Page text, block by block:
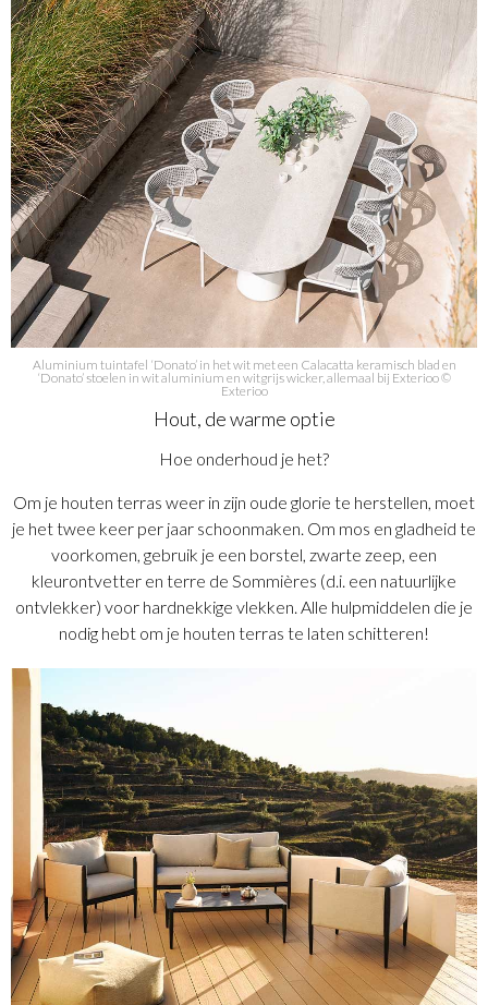
Aluminium tuintafel ‘Donato’ in het wit met een Calacatta keramisch blad en
‘Donato’ stoelen in wit aluminium en witgrijs wicker, allemaal bij Exterioo ©
Exterioo
Hout, de warme optie
Hoe onderhoud je het?
Om je houten terras weer in zijn oude glorie te herstellen, moet
je het twee keer per jaar schoonmaken. Om mos en gladheid te
voorkomen, gebruik je een borstel, zwarte zeep, een
kleurontvetter en terre de Sommières (d.i. een natuurlijke
ontvlekker) voor hardnekkige vlekken. Alle hulpmiddelen die je
nodig hebt om je houten terras te laten schitteren!